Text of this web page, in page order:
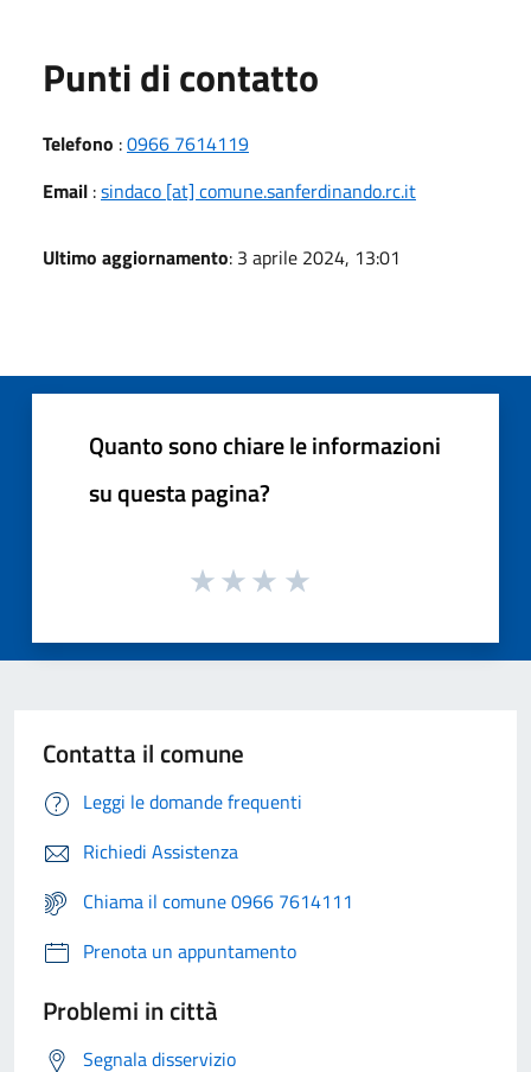
Punti di contatto
Telefono :0966 7614119
Email :sindaco [at] comune.sanferdinando.rc.it
Ultimo aggiornamento: 3 aprile 2024, 13:01
Quanto sono chiare le informazioni
su questa pagina?
Contatta il comune
Leggi le domande frequenti
Richiedi Assistenza
Chiama il comune 0966 7614111
Prenota un appuntamento
Problemi in città
Segnala disservizio